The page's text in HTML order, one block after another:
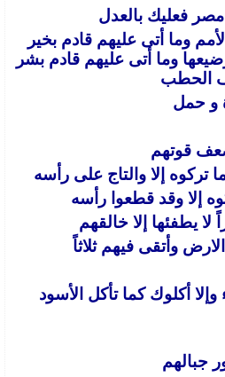
مصر فعليك بالعدل
وما أتى عليهم قادم بخير
رضيعها وما أتى عليهم قادم بشر
الحطب
و حمل
قوتهم
إلا والتاج على رأسه
إلا وقد قطعوا رأسه
يطفئها إلا خالقهم
وأتقى فيهم ثلاثاً
أكلوك كما تأكل الأسود